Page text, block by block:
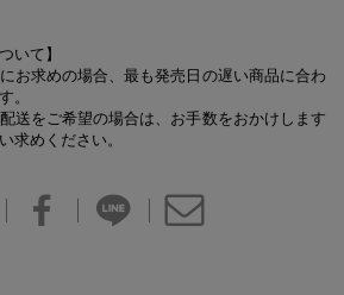
いて】
お求めの場合、最も発売日の遅い商品に合わ
。
送をご希望の場合は、お手数をおかけします
求めください。